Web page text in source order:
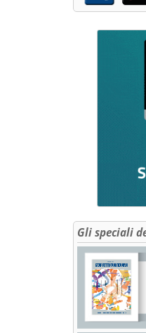
Gli speciali